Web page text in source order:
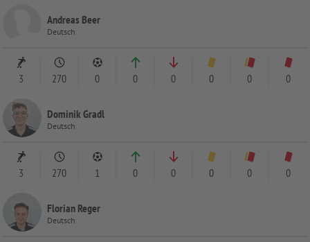
Andreas Beer
Deutsch
3 270 0 0 0 0 0 0
Dominik Gradl
Deutsch
3 270 1 0 0 0 0 0
Florian Reger
Deutsch